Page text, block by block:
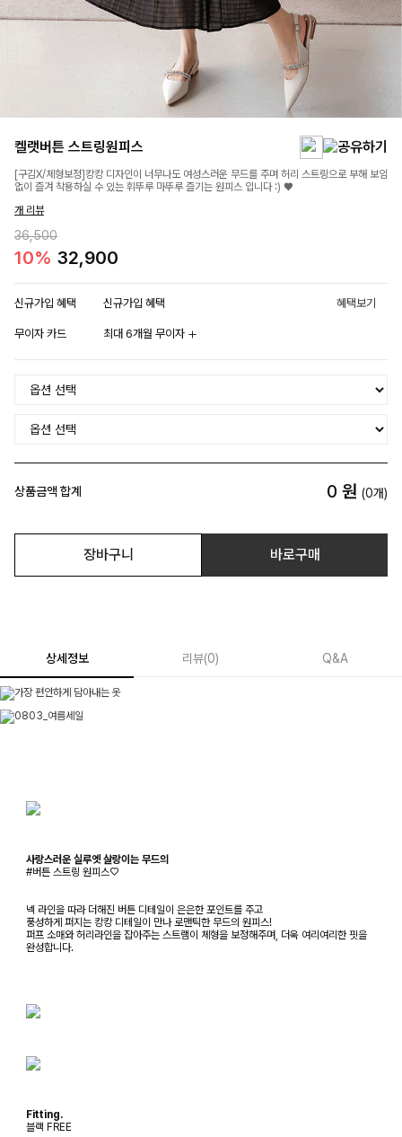
켈랫버튼 스트링원피스
[구김X/체형보정]캉캉 디자인이 너무나도 여성스러운 무드를 주며 허리 스트링으로 부해 보임
없이 즐겨 착용하실 수 있는 휘뚜루 마뚜루 즐기는 원피스 입니다 :) ♥
개 리뷰
36,500
10% 32,900
신규가입 혜택 신규가입 혜택 혜택보기
무이자 카드 최대 6개월 무이자
상품금액 합계 0 원 (0개)
장바구니 바로구매
상세정보 리뷰(0) Q&A
사랑스러운 실루엣 살랑이는 무드의
#버튼 스트링 원피스♡
넥 라인을 따라 더해진 버튼 디테일이 은은한 포인트를 주고
풍성하게 퍼지는 캉캉 디테일이 만나 로맨틱한 무드의 원피스!
퍼프 소매와 허리라인을 잡아주는 스트램이 체형을 보정해주며, 더욱 여리여리한 핏을
완성합니다.
Fitting.
블랙 FREE